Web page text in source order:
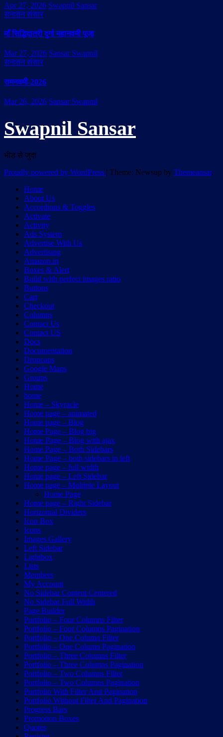
Apr 27, 2026 Swapnil Sansar
सनातन संसार
माँ सिद्धिदात्री दुर्गा महानवमी पूजा
Mar 27, 2026 Sansar Swapnil
सनातन संसार
रामनवमी-2026
Mar 26, 2026 Sansar Swapnil
Swapnil Sansar
भीड़ से जुदा
Proudly powered by WordPress | Theme: Newsup by Themeansar.
Home
About Us
Accordions & Toggles
Activate
Activity
Ads System
Advertise With Us
Advertising
Amazon.in
Boxes & Alert
Build with perfect images ratio
Buttons
Cart
Checkout
Columns
Contact Us
Contact US
Docs
Documentation
Dropcaps
Google Maps
Groups
Home
home
Home – Skyracle
Home page – animated
Home page – Blog
Home Page – Blog big
Home Page – Blog with ajax
Home Page – Both Sidebars
Home Page – both sidebars in left
Home page – full width
Home page – Left Sidebar
Home page – Multiple Layout
Home Page
Home page – Right Sidebar
Horizontal Dividers
Icon Box
Icons
Images Gallery
Left Sidebar
Lightbox
Lists
Members
My Account
No Sidebar Content Centered
No Sidebar Full Width
Page Builder
Portfolio – Four Columns Filter
Portfolio – Four Columns Pagination
Portfolio – One Column Filter
Portfolio – One Column Pagination
Portfolio – Three Columns Filter
Portfolio – Three Columns Pagination
Portfolio – Two Columns Filter
Portfolio – Two Columns Pagination
Portfolio With Filter And Pagination
Portfolio Without Filter And Pagination
Progress Bars
Promotion Boxes
Quotes